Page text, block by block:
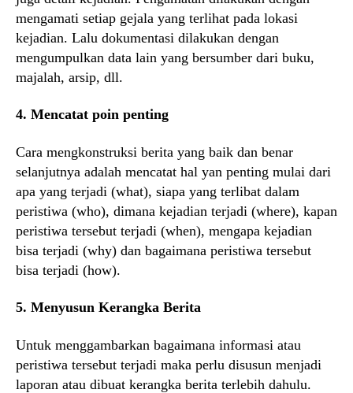
mengamati setiap gejala yang terlihat pada lokasi
kejadian. Lalu dokumentasi dilakukan dengan
mengumpulkan data lain yang bersumber dari buku,
majalah, arsip, dll.
4. Mencatat poin penting
Cara mengkonstruksi berita yang baik dan benar
selanjutnya adalah mencatat hal yan penting mulai dari
apa yang terjadi (what), siapa yang terlibat dalam
peristiwa (who), dimana kejadian terjadi (where), kapan
peristiwa tersebut terjadi (when), mengapa kejadian
bisa terjadi (why) dan bagaimana peristiwa tersebut
bisa terjadi (how).
5. Menyusun Kerangka Berita
Untuk menggambarkan bagaimana informasi atau
peristiwa tersebut terjadi maka perlu disusun menjadi
laporan atau dibuat kerangka berita terlebih dahulu.